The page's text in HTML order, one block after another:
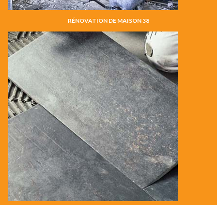
RÉNOVATION DE MAISON 38